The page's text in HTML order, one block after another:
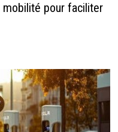
mobilité pour faciliter